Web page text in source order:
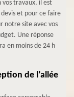
vos travaux, il est
devis et pour ce faire
notre site avec vos
Une réponse
en moins de 24 h
de l’allée